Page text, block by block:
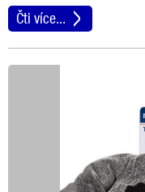
Čti více...